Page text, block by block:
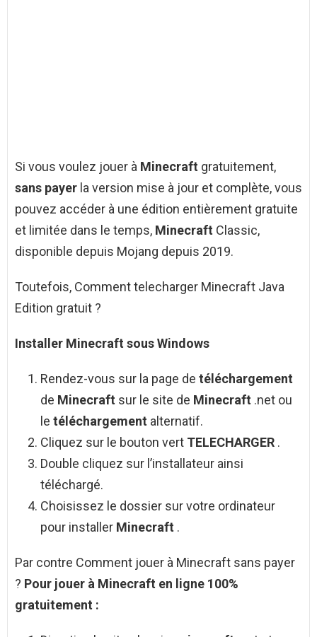
Si vous voulez jouer à Minecraft gratuitement,
sans payer la version mise à jour et complète, vous
pouvez accéder à une édition entièrement gratuite
et limitée dans le temps, Minecraft Classic,
disponible depuis Mojang depuis 2019.
Toutefois, Comment telecharger Minecraft Java
Edition gratuit ?
Installer Minecraft sous Windows
Rendez-vous sur la page de téléchargement
de Minecraft sur le site de Minecraft .net ou
le téléchargement alternatif.
Cliquez sur le bouton vert TELECHARGER .
Double cliquez sur l’installateur ainsi
téléchargé.
Choisissez le dossier sur votre ordinateur
pour installer Minecraft .
Par contre Comment jouer à Minecraft sans payer
? Pour jouer à Minecraft en ligne 100%
gratuitement :